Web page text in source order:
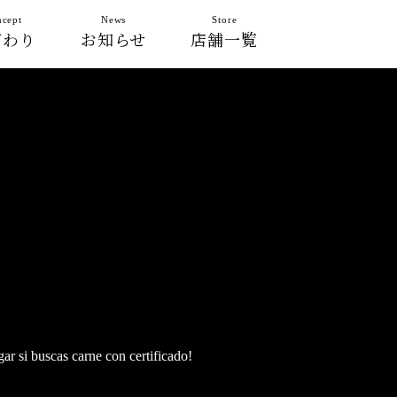
り お知らせ
News
店舗一覧
Store
si buscas carne con certificado!